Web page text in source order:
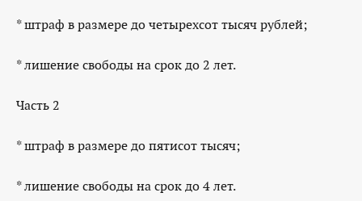
* штраф в размере до четырехсот тысяч рублей;
* лишение свободы на срок до 2 лет.
Часть 2
* штраф в размере до пятисот тысяч;
* лишение свободы на срок до 4 лет.